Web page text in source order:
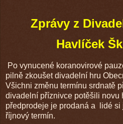
Zprávy z
Havlíček
Po vynucené koranovirové
pilně zkoušet divadelní hru
Všichni změnu termínu srdnatě
divadelní příznivce potěšili novu
předprodeje je prodaná a
lidé si
říjnový termín.